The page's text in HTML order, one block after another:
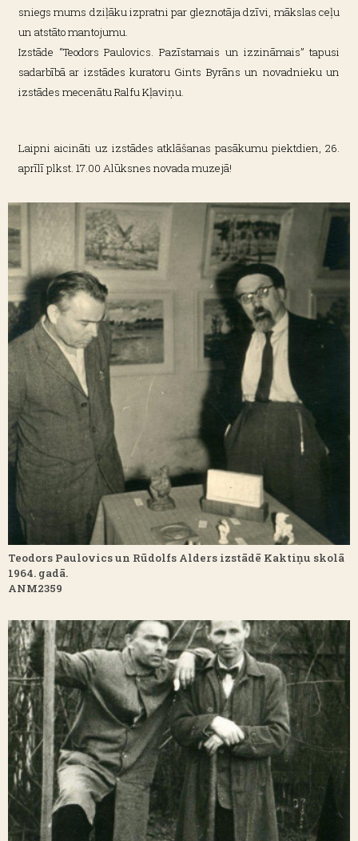
sniegs mums dziļāku izpratni par gleznotāja dzīvi, mākslas ceļu
un atstāto mantojumu.
Izstāde “Teodors Paulovics. Pazīstamais un izzināmais” tapusi
sadarbībā ar izstādes kuratoru Gints Byrāns un novadnieku un
izstādes mecenātu Ralfu Kļaviņu.
Laipni aicināti uz izstādes atklāšanas pasākumu piektdien, 26.
aprīlī plkst. 17.00 Alūksnes novada muzejā!
Teodors Paulovics un Rūdolfs Alders izstādē Kaktiņu skolā
1964. gadā.
ANM2359